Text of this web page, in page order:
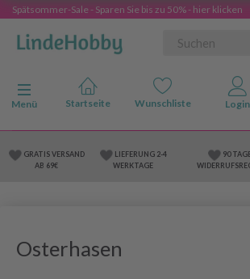
Spätsommer-Sale - Sparen Sie bis zu 50% - hier klicken
Anzeige ändern
Menü
GRATIS VERSAND
AB 69€
LIEFERUNG 2-4
WERKTAGE
90
Osterhasen